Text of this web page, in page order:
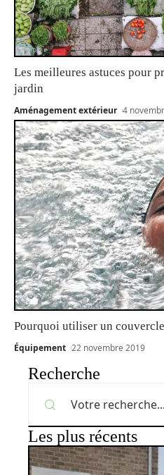
Les meilleures astuces pour
jardin
Aménagement extérieur 4
Pourquoi utiliser un
Équipement 22 novembre 2019
Recherche
Les plus récents